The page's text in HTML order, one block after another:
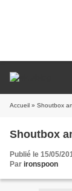
Accueil » Shoutbox
Shoutbox
Publié le 15/05/
Par ironspoon